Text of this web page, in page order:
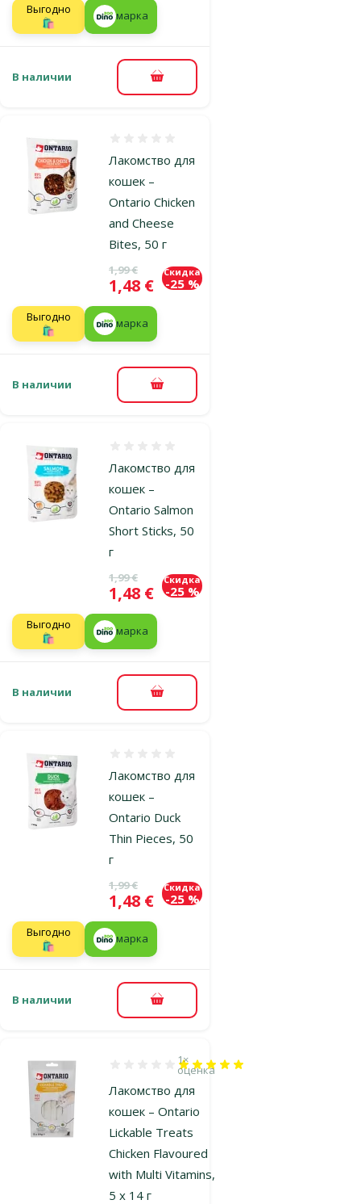
Выгодно
🛍️
марка
В наличии В корзину
Лакомство для
кошек –
Ontario Chicken
and Cheese
Bites, 50 г
Исходная цена
1,99 €
Цена
1,48 €
Скидка
-25 %
Выгодно
🛍️
марка
В наличии В корзину
Лакомство для
кошек –
Ontario Salmon
Short Sticks, 50
г
Исходная цена
1,99 €
Цена
1,48 €
Скидка
-25 %
Выгодно
🛍️
марка
В наличии В корзину
Лакомство для
кошек –
Ontario Duck
Thin Pieces, 50
г
Исходная цена
1,99 €
Цена
1,48 €
Скидка
-25 %
Выгодно
🛍️
марка
В наличии В корзину
Лакомство для
кошек – Ontario
Lickable Treats
Chicken Flavoured
with Multi Vitamins,
5 x 14 г
Оценка 100%, количество оценок: 1
1×
оценка